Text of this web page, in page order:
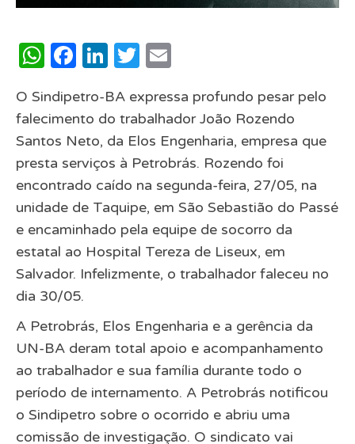
WhatsApp
Facebook
LinkedIn
Twitter
O Sindipetro-BA expressa profundo pesar pelo
falecimento do trabalhador João Rozendo
Santos Neto, da Elos Engenharia, empresa que
presta serviços à Petrobrás. Rozendo foi
encontrado caído na segunda-feira, 27/05, na
unidade de Taquipe, em São Sebastião do Passé
e encaminhado pela equipe de socorro da
estatal ao Hospital Tereza de Liseux, em
Salvador. Infelizmente, o trabalhador faleceu no
dia 30/05.
A Petrobrás, Elos Engenharia e a gerência da
UN-BA deram total apoio e acompanhamento
ao trabalhador e sua família durante todo o
período de internamento. A Petrobrás notificou
o Sindipetro sobre o ocorrido e abriu uma
comissão de investigação. O sindicato vai